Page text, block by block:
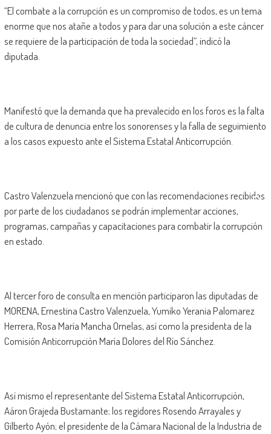
“El combate a la corrupción es un compromiso de todos, es un tema
enorme que nos atañe a todos y para dar una solución a este cáncer
se requiere de la participación de toda la sociedad”, indicó la
diputada.
Manifestó que la demanda que ha prevalecido en los foros es la falta
de cultura de denuncia entre los sonorenses y la falla de seguimiento
a los casos expuesto ante el Sistema Estatal Anticorrupción.
Castro Valenzuela mencionó que con las recomendaciones recibidas
por parte de los ciudadanos se podrán implementar acciones,
programas, campañas y capacitaciones para combatir la corrupción
en estado.
Al tercer foro de consulta en mención participaron las diputadas de
MORENA, Ernestina Castro Valenzuela, Yumiko Yerania Palomarez
Herrera, Rosa María Mancha Ornelas, así como la presidenta de la
Comisión Anticorrupción María Dolores del Río Sánchez.
Así mismo el representante del Sistema Estatal Anticorrupción,
Aáron Grajeda Bustamante; los regidores Rosendo Arrayales y
Gilberto Ayón; el presidente de la Cámara Nacional de la Industria de